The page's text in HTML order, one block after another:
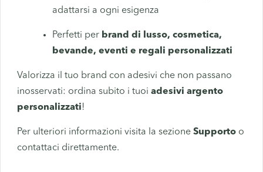
adattarsi a ogni esigenza
Perfetti per brand di lusso, cosmetica,
bevande, eventi e regali personalizzati
Valorizza il tuo brand con adesivi che non passano
inosservati: ordina subito i tuoi adesivi argento
personalizzati!
Per ulteriori informazioni visita la sezione Supporto o
contattaci direttamente.